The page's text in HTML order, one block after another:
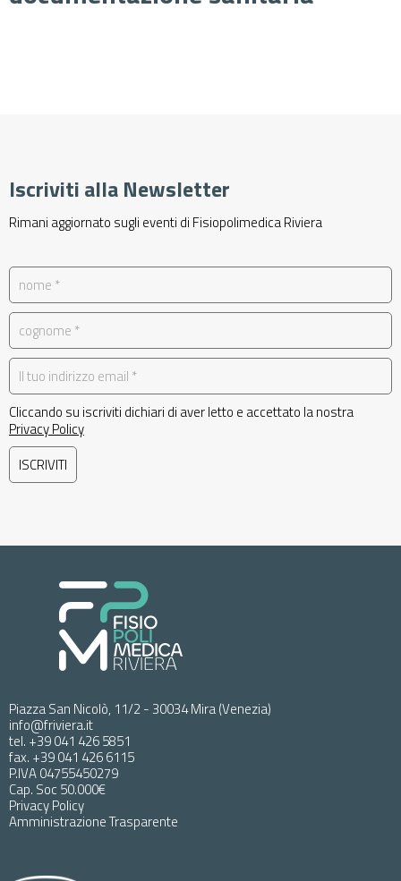
Iscriviti alla Newsletter
Rimani aggiornato sugli eventi di Fisiopolimedica Riviera
Cliccando su iscriviti dichiari di aver letto e accettato la nostra
Privacy Policy
Piazza San Nicolò, 11/2 - 30034 Mira (Venezia)
info@friviera.it
tel. +39 041 426 5851
fax. +39 041 426 6115
P.IVA 04755450279
Cap. Soc 50.000€
Privacy Policy
Amministrazione Trasparente